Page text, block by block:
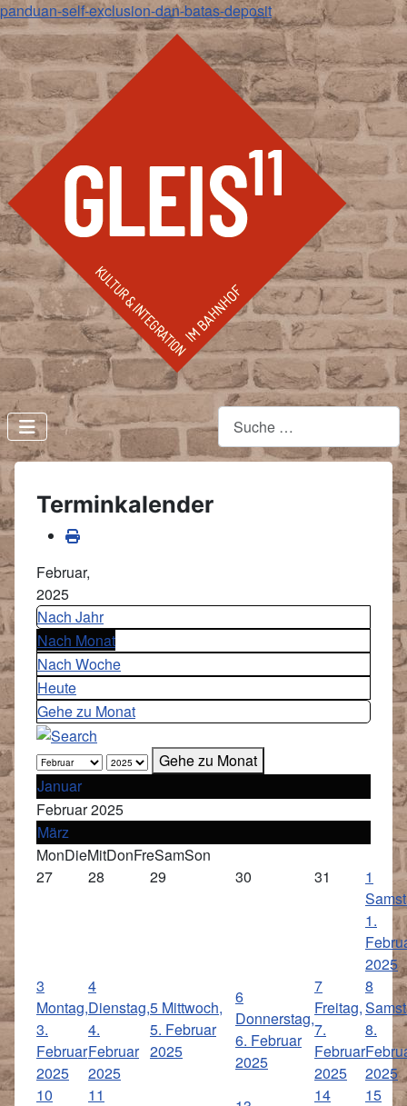
panduan-self-exclusion-dan-batas-deposit
Terminkalender
Februar,
2025
Nach Jahr
Nach Monat
Nach Woche
Heute
Gehe zu Monat
Gehe zu Monat
Januar
Februar 2025
März
MonDieMitDonFreSamSon
27
28 29 30 31
1
1.
2025
3
Montag,
3.
Februar
2025
4
Dienstag,
4.
Februar
2025
5 Mittwoch,
5. Februar
2025
6
Donnerstag,
6. Februar
2025
7
Freitag,
7.
Februar
2025
8
8.
2025
10
11
14
15